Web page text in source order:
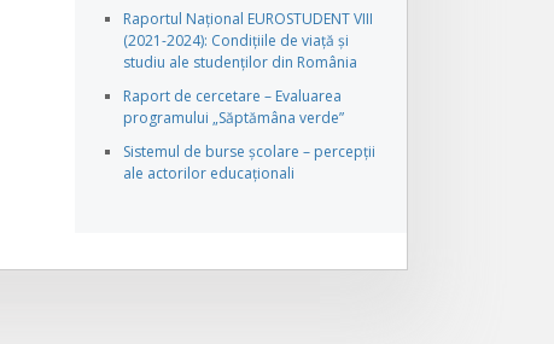
Raportul Național EUROSTUDENT VIII
(2021-2024): Condițiile de viață și
studiu ale studenților din România
Raport de cercetare – Evaluarea
programului „Săptămâna verde”
Sistemul de burse școlare – percepții
ale actorilor educaționali